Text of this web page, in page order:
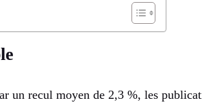
un recul moyen de 2,3 %, les